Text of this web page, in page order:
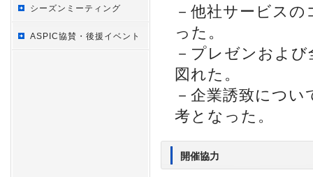
シーズンミーティング
ASPIC協賛・後援イベント
－他社サービス
った。
－プレゼンおよ
図れた。
－企業誘致につ
考となった。
開催協力